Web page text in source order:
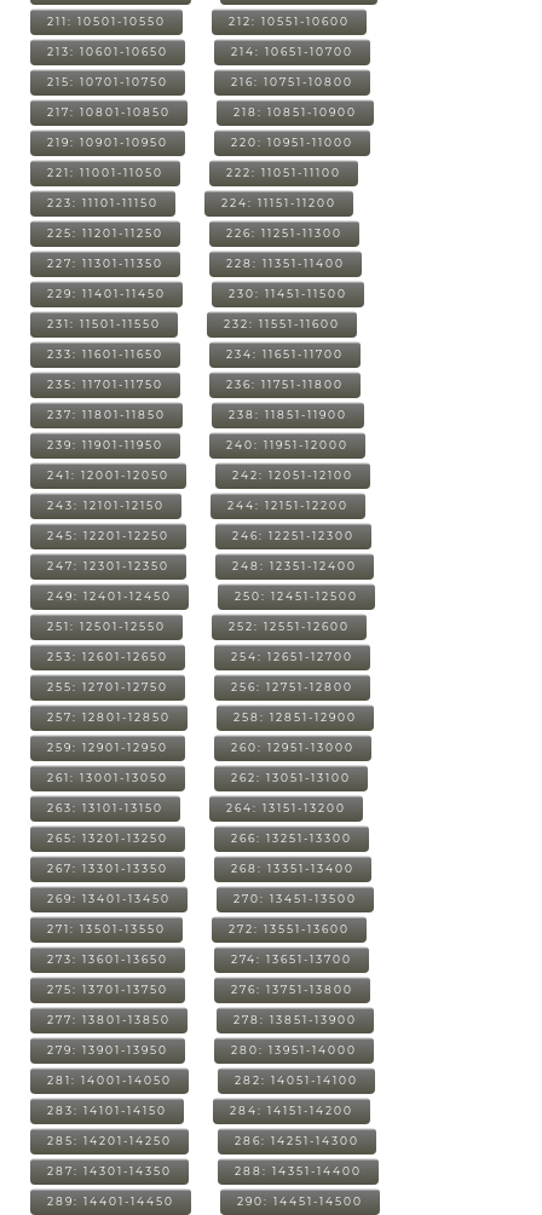
211: 10501-10550 212: 10551-10600
213: 10601-10650 214: 10651-10700
215: 10701-10750 216: 10751-10800
217: 10801-10850 218: 10851-10900
219: 10901-10950 220: 10951-11000
221: 11001-11050 222: 11051-11100
223: 11101-11150 224: 11151-11200
225: 11201-11250 226: 11251-11300
227: 11301-11350 228: 11351-11400
229: 11401-11450 230: 11451-11500
231: 11501-11550 232: 11551-11600
233: 11601-11650 234: 11651-11700
235: 11701-11750 236: 11751-11800
237: 11801-11850 238: 11851-11900
239: 11901-11950 240: 11951-12000
241: 12001-12050 242: 12051-12100
243: 12101-12150 244: 12151-12200
245: 12201-12250 246: 12251-12300
247: 12301-12350 248: 12351-12400
249: 12401-12450 250: 12451-12500
251: 12501-12550 252: 12551-12600
253: 12601-12650 254: 12651-12700
255: 12701-12750 256: 12751-12800
257: 12801-12850 258: 12851-12900
259: 12901-12950 260: 12951-13000
261: 13001-13050 262: 13051-13100
263: 13101-13150 264: 13151-13200
265: 13201-13250 266: 13251-13300
267: 13301-13350 268: 13351-13400
269: 13401-13450 270: 13451-13500
271: 13501-13550 272: 13551-13600
273: 13601-13650 274: 13651-13700
275: 13701-13750 276: 13751-13800
277: 13801-13850 278: 13851-13900
279: 13901-13950 280: 13951-14000
281: 14001-14050 282: 14051-14100
283: 14101-14150 284: 14151-14200
285: 14201-14250 286: 14251-14300
287: 14301-14350 288: 14351-14400
289: 14401-14450 290: 14451-14500